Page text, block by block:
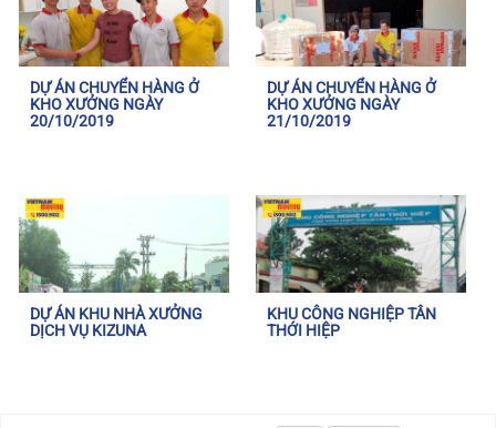
DỰ ÁN CHUYỂN HÀNG Ở
KHO XƯỞNG NGÀY
20/10/2019
DỰ ÁN CHUYỂN HÀNG Ở
KHO XƯỞNG NGÀY
21/10/2019
DỰ ÁN KHU NHÀ XƯỞNG
DỊCH VỤ KIZUNA
KHU CÔNG NGHIỆP TÂN
THỚI HIỆP